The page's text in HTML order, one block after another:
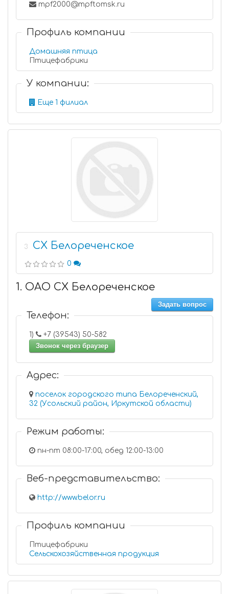
mpf2000@mpftomsk.ru
Профиль компании
Домашняя птица
Птицефабрики
У компании:
Еще 1 филиал
3 СХ Белореченское
0
1. ОАО СХ Белореченское
Задать вопрос
Телефон:
1)
+7 (39543) 50-582
Звонок через браузер
Адрес:
поселок городского типа Белореченский,
32 (Усольский район, Иркутской области)
Режим работы:
пн-пт 08:00-17:00, обед 12:00-13:00
Веб-представительство:
http://www.belor.ru
Профиль компании
Птицефабрики
Сельскохозяйственная продукция